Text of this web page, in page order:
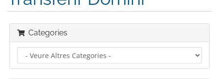
Categories